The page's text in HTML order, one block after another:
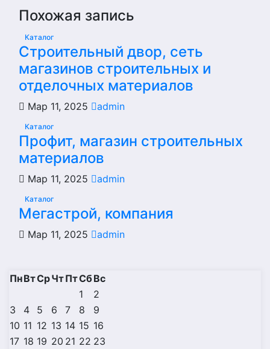
Похожая запись
Каталог
Строительный двор, сеть
магазинов строительных и
отделочных материалов
Мар 11, 2025 admin
Каталог
Профит, магазин строительных
материалов
Мар 11, 2025 admin
Каталог
Мегастрой, компания
Мар 11, 2025 admin
ПнВтСрЧтПтСбВс
1
2
3
4 5 6 7 8
9
10 11 12 13 14 15 16
17 18 19 20 21 22 23